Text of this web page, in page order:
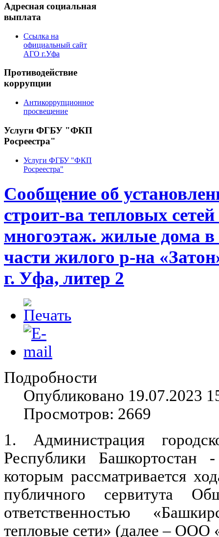
Адресная социальная
выплата
Ссылка на
официальный сайт
АГО г.Уфа
Противодействие
коррупции
Антикоррупционное
просвещение
Услуги ФГБУ "ФКП
Росреестра"
Услуги ФГБУ "ФКП
Росреестра"
Сообщение об
строит-ва тепловых
многоэтаж. жилые дома
части жилого р-на
г. Уфа, литер 2
Подробности
Опубликовано 19.07.2023
Просмотров: 2669
1. Администрация
Республики Башкортостан
которым рассматривается
публичного сервитута
ответственностью
тепловые сети» (далее –